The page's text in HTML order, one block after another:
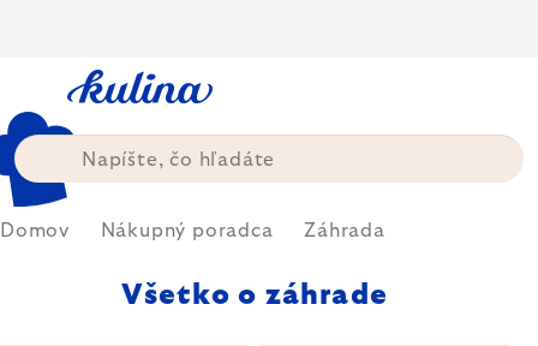
Domov Nákupný poradca Záhrada
Všetko o záhrade